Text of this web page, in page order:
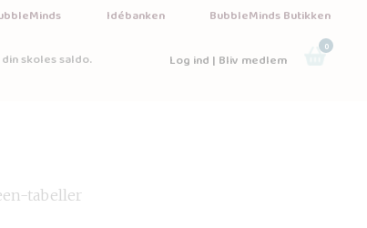
Idébanken BubbleMinds Butikken
skoles saldo. Log ind | Bliv medlem
0
tabeller